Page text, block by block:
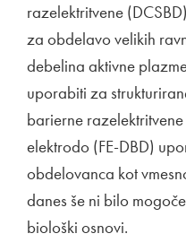
razelektritvene
za obdelavo velikih
debelina aktivne
uporabiti za
barierne
elektrodo (FE-DBD)
obdelovanca kot
danes še ni bilo
biološki osnovi.